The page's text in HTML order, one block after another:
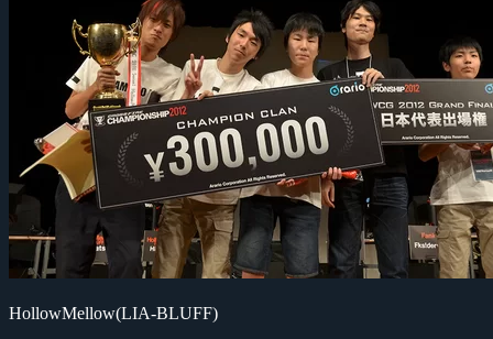
HollowMellow(LIA-BLUFF)